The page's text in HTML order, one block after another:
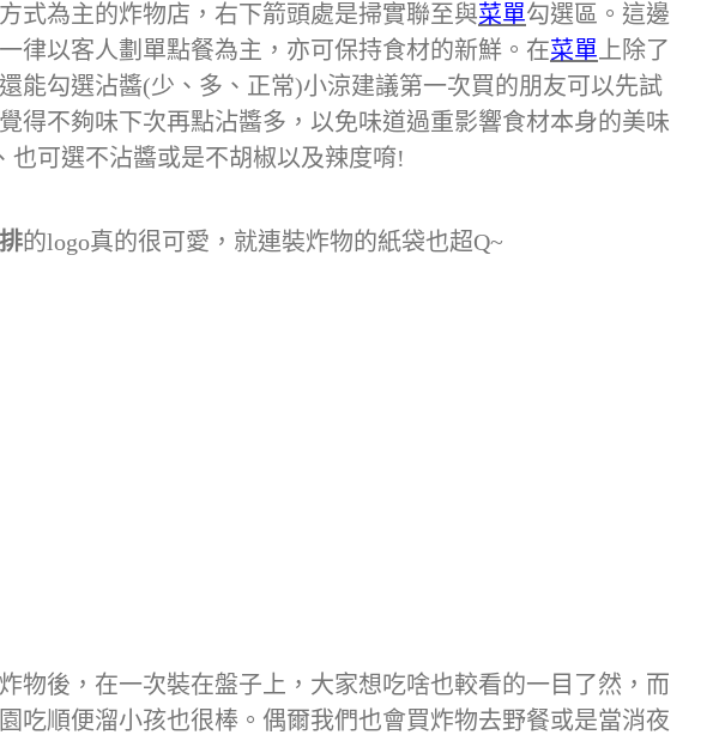
式為主的炸物店，右下箭頭處是掃實聯至與菜單勾選區。這邊
律以客人劃單點餐為主，亦可保持食材的新鮮。在菜單 上除了
能勾選沾醬(少、多、正常)小涼建議第一次買的朋友可以先試
得不夠味下次再點沾醬多，以免味道過重影響食材本身的美味
也可選不沾醬或是不胡椒以及辣度唷!
的logo真的很可愛，就連裝炸物的紙袋也超Q~
物後，在一次裝在盤子上，大家想吃啥也較看的一目了然，而
吃順便溜小孩也很棒。偶爾我們也會買炸物去野餐或是當消夜